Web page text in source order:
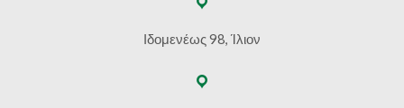
Ιδομενέως 98, Ίλιον